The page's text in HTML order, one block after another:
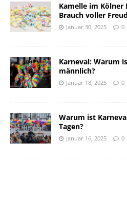
Kamelle im Kölner
Brauch voller
Januar 30, 2025 0
Karneval: Warum
männlich?
Januar 18, 2025 0
Warum ist
Tagen?
Januar 16, 2025 0